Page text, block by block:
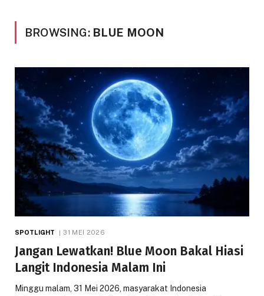
BROWSING: BLUE MOON
SPOTLIGHT 31 MEI 2026
Jangan Lewatkan! Blue Moon Bakal Hiasi
Langit Indonesia Malam Ini
Minggu malam, 31 Mei 2026, masyarakat Indonesia